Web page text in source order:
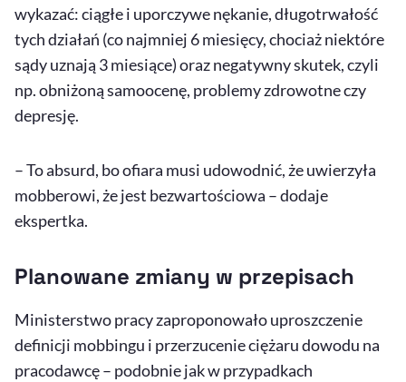
wykazać: ciągłe i uporczywe nękanie, długotrwałość
tych działań (co najmniej 6 miesięcy, chociaż niektóre
sądy uznają 3 miesiące) oraz negatywny skutek, czyli
np. obniżoną samoocenę, problemy zdrowotne czy
depresję.
– To absurd, bo ofiara musi udowodnić, że uwierzyła
mobberowi, że jest bezwartościowa – dodaje
ekspertka.
Planowane zmiany w przepisach
Ministerstwo pracy zaproponowało uproszczenie
definicji mobbingu i przerzucenie ciężaru dowodu na
pracodawcę – podobnie jak w przypadkach